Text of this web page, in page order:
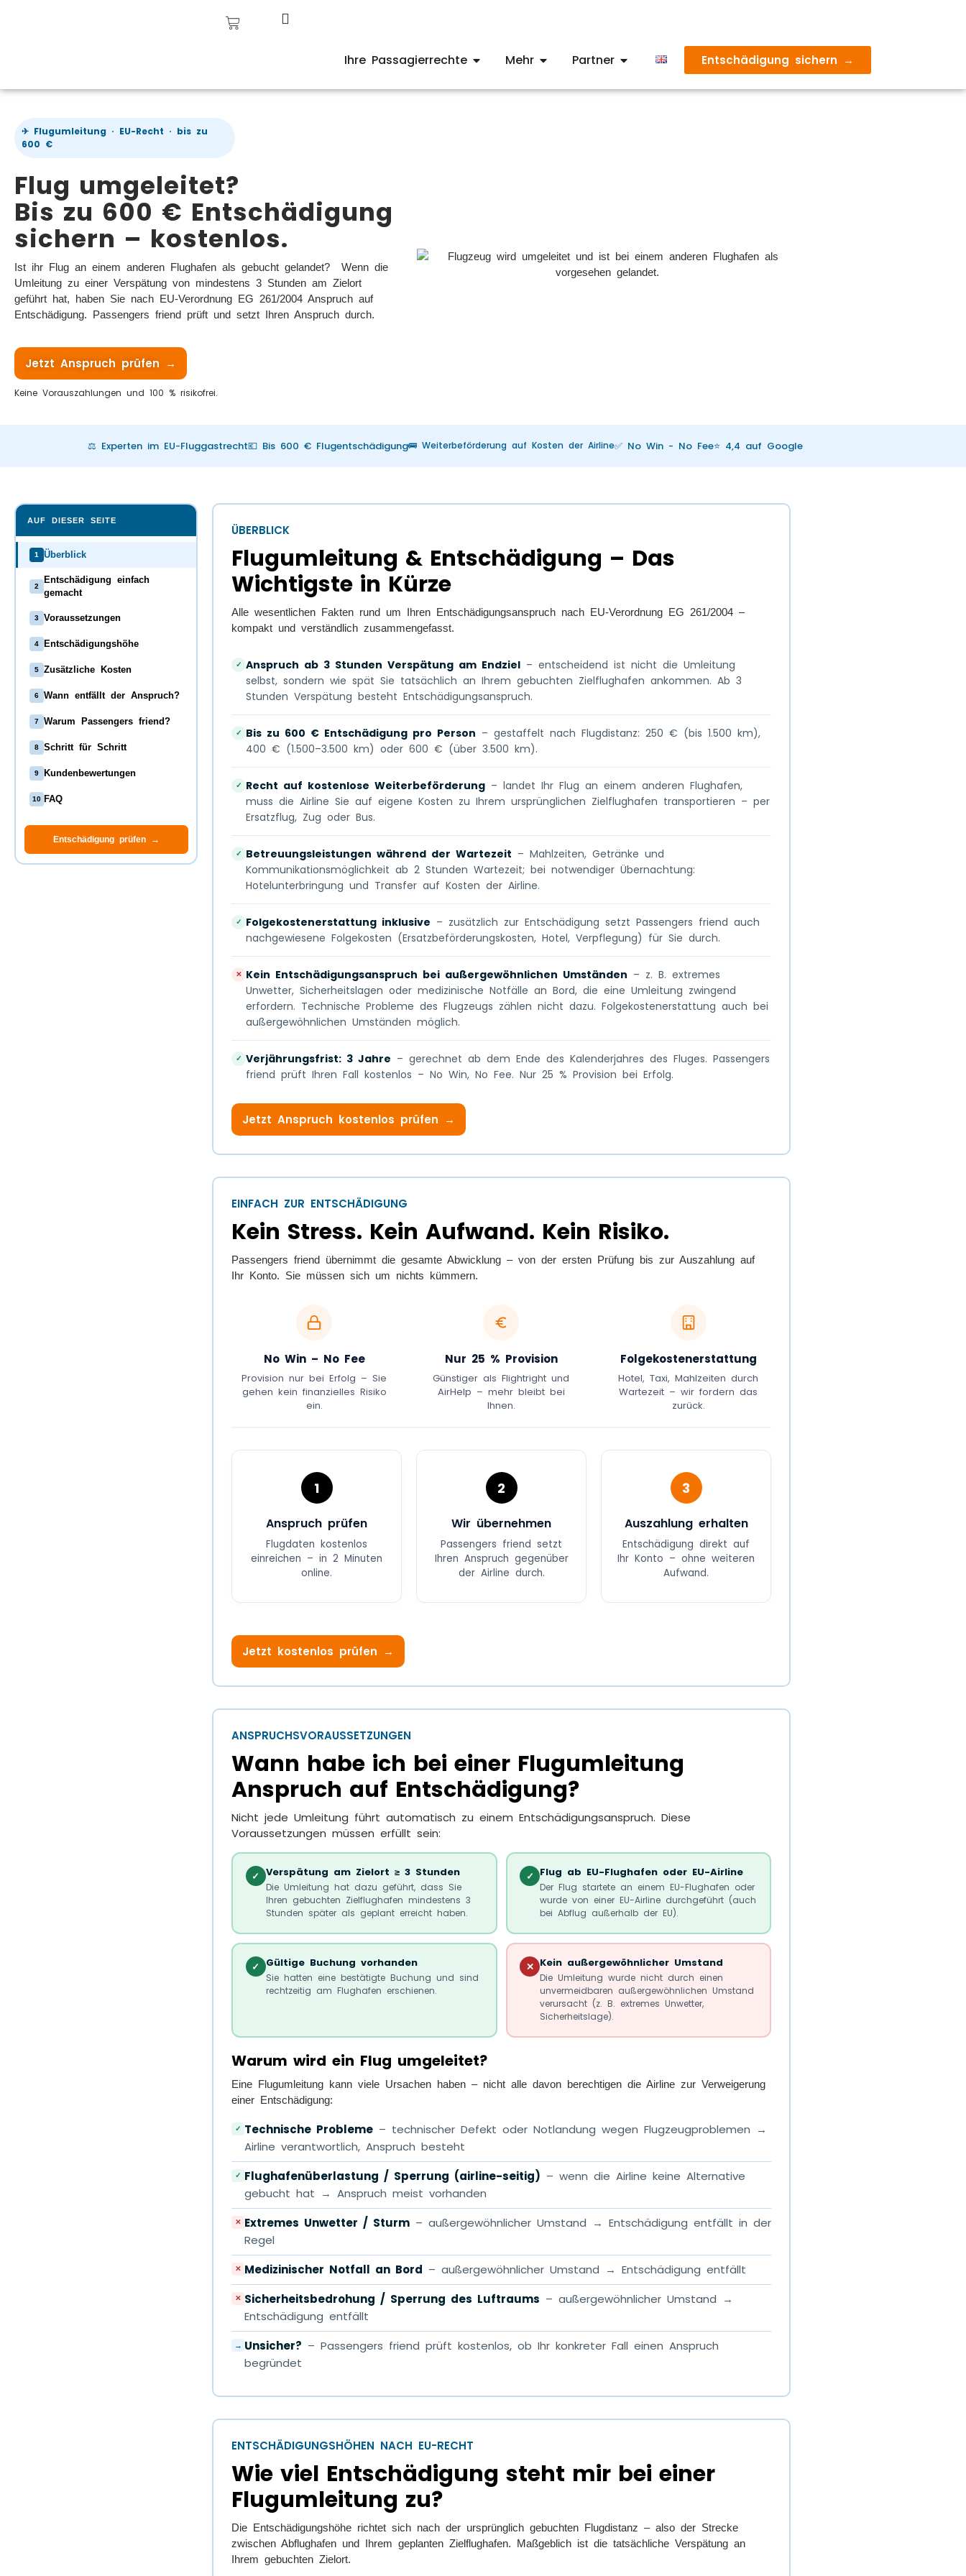
Ihre Passagierrechte Mehr Partner Entschädigung sichern →
✈ Flugumleitung · EU-Recht · bis zu
600 €
Flug umgeleitet?
Bis zu 600 € Entschädigung
sichern – kostenlos.
Ist ihr Flug an einem anderen Flughafen als gebucht gelandet? Wenn die
Umleitung zu einer Verspätung von mindestens 3 Stunden am Zielort
geführt hat, haben Sie nach EU-Verordnung EG 261/2004 Anspruch auf
Entschädigung. Passengers friend prüft und setzt Ihren Anspruch durch.
Jetzt Anspruch prüfen →
Keine Vorauszahlungen und 100 % risikofrei.
⚖️ Experten im EU-Fluggastrecht💶 Bis 600 € Flugentschädigung🚌 Weiterbeförderung auf Kosten der Airline✅ No Win - No Fee⭐ 4,4 auf Google
AUF DIESER SEITE
1 Überblick
2
Entschädigung einfach
gemacht
3 Voraussetzungen
4 Entschädigungshöhe
5 Zusätzliche Kosten
6 Wann entfällt der Anspruch?
7 Warum Passengers friend?
8 Schritt für Schritt
9 Kundenbewertungen
10 FAQ
Entschädigung prüfen →
ÜBERBLICK
Flugumleitung & Entschädigung – Das
Wichtigste in Kürze
Alle wesentlichen Fakten rund um Ihren Entschädigungsanspruch nach EU-Verordnung EG 261/2004 –
kompakt und verständlich zusammengefasst.
✓ Anspruch ab 3 Stunden Verspätung am Endziel – entscheidend ist nicht die Umleitung
selbst, sondern wie spät Sie tatsächlich an Ihrem gebuchten Zielflughafen ankommen. Ab 3
Stunden Verspätung besteht Entschädigungsanspruch.
✓ Bis zu 600 € Entschädigung pro Person – gestaffelt nach Flugdistanz: 250 € (bis 1.500 km),
400 € (1.500–3.500 km) oder 600 € (über 3.500 km).
✓ Recht auf kostenlose Weiterbeförderung – landet Ihr Flug an einem anderen Flughafen,
muss die Airline Sie auf eigene Kosten zu Ihrem ursprünglichen Zielflughafen transportieren – per
Ersatzflug, Zug oder Bus.
✓ Betreuungsleistungen während der Wartezeit – Mahlzeiten, Getränke und
Kommunikationsmöglichkeit ab 2 Stunden Wartezeit; bei notwendiger Übernachtung:
Hotelunterbringung und Transfer auf Kosten der Airline.
✓ Folgekostenerstattung inklusive – zusätzlich zur Entschädigung setzt Passengers friend auch
nachgewiesene Folgekosten (Ersatzbeförderungskosten, Hotel, Verpflegung) für Sie durch.
✕ Kein Entschädigungsanspruch bei außergewöhnlichen Umständen – z. B. extremes
Unwetter, Sicherheitslagen oder medizinische Notfälle an Bord, die eine Umleitung zwingend
erfordern. Technische Probleme des Flugzeugs zählen nicht dazu. Folgekostenerstattung auch bei
außergewöhnlichen Umständen möglich.
✓ Verjährungsfrist: 3 Jahre – gerechnet ab dem Ende des Kalenderjahres des Fluges. Passengers
friend prüft Ihren Fall kostenlos – No Win, No Fee. Nur 25 % Provision bei Erfolg.
Jetzt Anspruch kostenlos prüfen →
EINFACH ZUR ENTSCHÄDIGUNG
Kein Stress. Kein Aufwand. Kein Risiko.
Passengers friend übernimmt die gesamte Abwicklung – von der ersten Prüfung bis zur Auszahlung auf
Ihr Konto. Sie müssen sich um nichts kümmern.
No Win – No Fee
Provision nur bei Erfolg – Sie
gehen kein finanzielles Risiko
ein.
Nur 25 % Provision
Günstiger als Flightright und
AirHelp – mehr bleibt bei
Ihnen.
Folgekostenerstattung
Hotel, Taxi, Mahlzeiten durch
Wartezeit – wir fordern das
zurück.
1
Anspruch prüfen
Flugdaten kostenlos
einreichen – in 2 Minuten
online.
2
Wir übernehmen
Passengers friend setzt
Ihren Anspruch gegenüber
der Airline durch.
3
Auszahlung erhalten
Entschädigung direkt auf
Ihr Konto – ohne weiteren
Aufwand.
Jetzt kostenlos prüfen →
ANSPRUCHSVORAUSSETZUNGEN
Wann habe ich bei einer Flugumleitung
Anspruch auf Entschädigung?
Nicht jede Umleitung führt automatisch zu einem Entschädigungsanspruch. Diese
Voraussetzungen müssen erfüllt sein:
✓ Verspätung am Zielort ≥ 3 Stunden
Die Umleitung hat dazu geführt, dass Sie
Ihren gebuchten Zielflughafen mindestens 3
Stunden später als geplant erreicht haben.
✓ Flug ab EU-Flughafen oder EU-Airline
Der Flug startete an einem EU-Flughafen oder
wurde von einer EU-Airline durchgeführt (auch
bei Abflug außerhalb der EU).
✓ Gültige Buchung vorhanden
Sie hatten eine bestätigte Buchung und sind
rechtzeitig am Flughafen erschienen.
✕ Kein außergewöhnlicher Umstand
Die Umleitung wurde nicht durch einen
unvermeidbaren außergewöhnlichen Umstand
verursacht (z. B. extremes Unwetter,
Sicherheitslage).
Warum wird ein Flug umgeleitet?
Eine Flugumleitung kann viele Ursachen haben – nicht alle davon berechtigen die Airline zur Verweigerung
einer Entschädigung:
✓ Technische Probleme – technischer Defekt oder Notlandung wegen Flugzeugproblemen →
Airline verantwortlich, Anspruch besteht
✓ Flughafenüberlastung / Sperrung (airline-seitig) – wenn die Airline keine Alternative
gebucht hat → Anspruch meist vorhanden
✕ Extremes Unwetter / Sturm – außergewöhnlicher Umstand → Entschädigung entfällt in der
Regel
✕ Medizinischer Notfall an Bord – außergewöhnlicher Umstand → Entschädigung entfällt
✕ Sicherheitsbedrohung / Sperrung des Luftraums – außergewöhnlicher Umstand →
Entschädigung entfällt
→ Unsicher? – Passengers friend prüft kostenlos, ob Ihr konkreter Fall einen Anspruch
begründet
ENTSCHÄDIGUNGSHÖHEN NACH EU-RECHT
Wie viel Entschädigung steht mir bei einer
Flugumleitung zu?
Die Entschädigungshöhe richtet sich nach der ursprünglich gebuchten Flugdistanz – also der Strecke
zwischen Abflughafen und Ihrem geplanten Zielflughafen. Maßgeblich ist die tatsächliche Verspätung an
Ihrem gebuchten Zielort.